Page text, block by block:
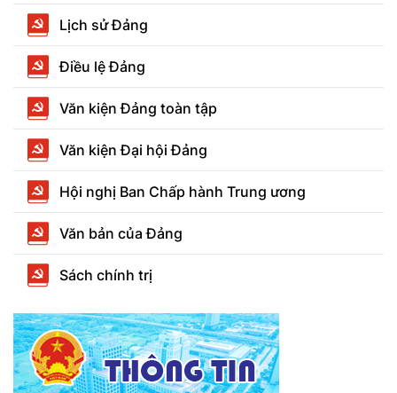
Lịch sử Đảng
Điều lệ Đảng
Văn kiện Đảng toàn tập
Văn kiện Đại hội Đảng
Hội nghị Ban Chấp hành Trung ương
Văn bản của Đảng
Sách chính trị